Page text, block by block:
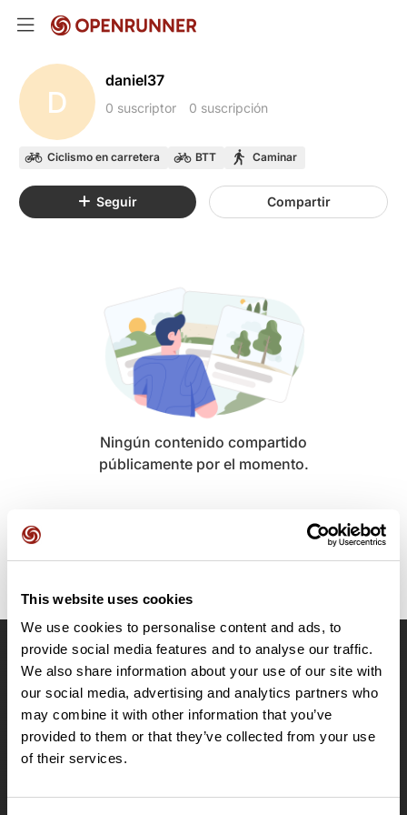
This website uses cookies
We use cookies to personalise content and ads, to
provide social media features and to analyse our traffic.
We also share information about your use of our site with
our social media, advertising and analytics partners who
may combine it with other information that you’ve
provided to them or that they’ve collected from your use
of their services.
D
daniel37
0 suscriptor 0 suscripción
Ciclismo en carretera BTT Caminar
Seguir Compartir
Ningún contenido compartido
públicamente por el momento.
OpenRunner
Equipo
Empleo
A proposito
Contacto